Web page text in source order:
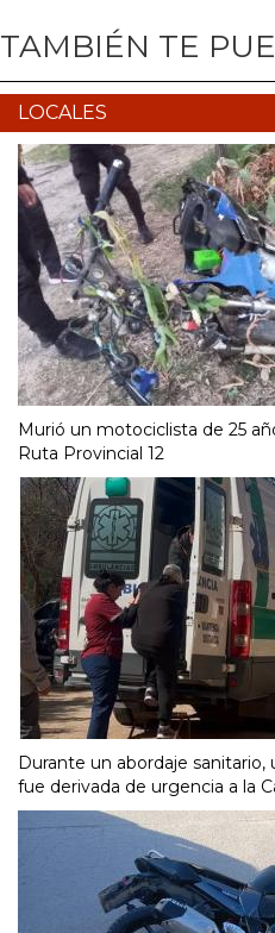
TAMBIÉN TE
LOCALES
Murió un motociclista de 25
Ruta Provincial 12
Durante un abordaje sanitario,
fue derivada de urgencia a la